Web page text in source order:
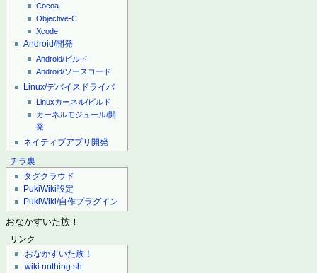
Cocoa
Objective-C
Xcode
Android/開発
Android/ビルド
Android/ソースコード
Linux/デバイスドライバ
Linuxカーネル/ビルド
カーネルモジュール/開
発
ネイティブアプリ開発
チラ裏
タグクラウド
PukiWiki設定
PukiWiki/自作プラグイン
おなかすいた族！
リンク
おなかすいた族！
wiki.nothing.sh